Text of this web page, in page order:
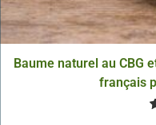
Baume naturel au CBG
français